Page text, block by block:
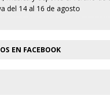
del 14 al 16 de agosto
EN FACEBOOK